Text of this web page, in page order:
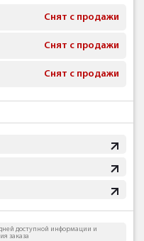
Снят с продажи
Снят с продажи
Снят с продажи
доступной информации и
заказа